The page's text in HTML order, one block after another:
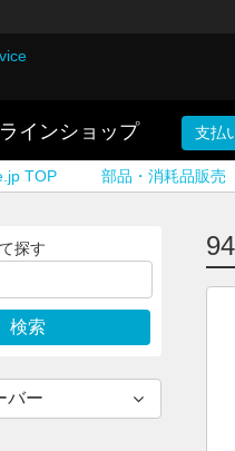
インショップ 支払
TOP 部品・消耗品販売
探す
バー